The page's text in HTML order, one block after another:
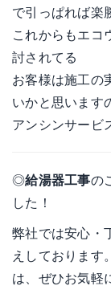
で引っぱれば楽
これからもエコ
討されてる
お客様は施工の
いかと思います
アンシンサービ
◎給湯器工事の
した！
弊社では安心・
えしております
は、ぜひお気軽